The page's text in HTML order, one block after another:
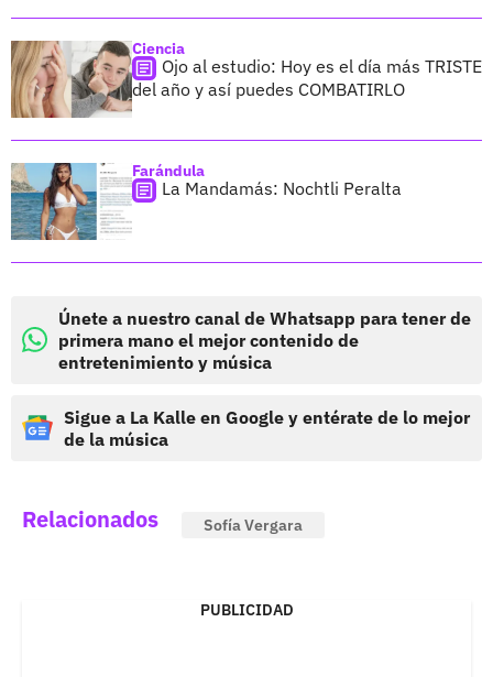
Ciencia
Ojo al estudio: Hoy es el día más TRISTE
del año y así puedes COMBATIRLO
Farándula
La Mandamás: Nochtli Peralta
Únete a nuestro canal de Whatsapp para tener de
primera mano el mejor contenido de
entretenimiento y música
Sigue a La Kalle en Google y entérate de lo mejor
de la música
Relacionados Sofía Vergara
PUBLICIDAD